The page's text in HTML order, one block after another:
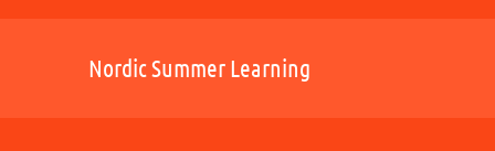
Nordic Summer Learning